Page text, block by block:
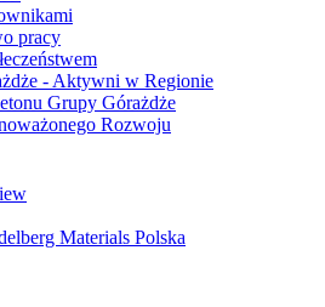
pracy
- Aktywni w Regionie
Grupy Górażdże
Rozwoju
Materials Polska